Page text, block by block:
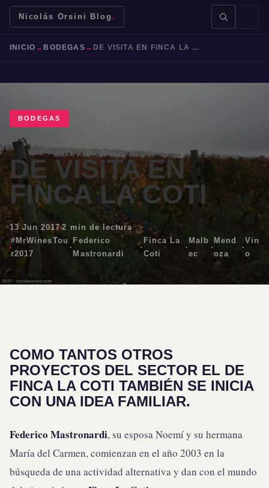
Nicolás Orsini Blog .
Mendoza Malbec Bodegas Jujuy
INICIO → BODEGAS → DE VISITA EN FINCA LA COTI
BODEGAS
DE VISITA EN
FINCA LA COTI
13 Jun 2017 2 min de lectura
#MrWinesTou
r2017
·
Federico
Mastronardi
·
Finca La
Coti
·
Malb
ec
·
Mend
oza
·
Vin
o
COMO TANTOS OTROS
PROYECTOS DEL SECTOR EL DE
FINCA LA COTI TAMBIÉN SE INICIA
CON UNA IDEA FAMILIAR.
Federico Mastronardi, su esposa Noemí y su hermana
María del Carmen, comienzan en el año 2003 en la
búsqueda de una actividad alternativa y dan con el mundo